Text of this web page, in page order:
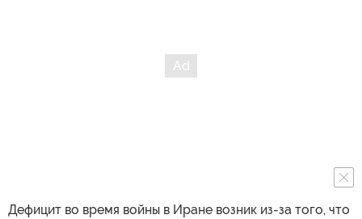
Дефицит во время войны в Иране возник из-за того, что